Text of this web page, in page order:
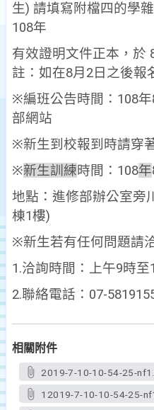
生) 請填寫附檔四的學
108年
有效證明文件正本，於
註：如在8月 2日之後報
※編班公告時間： 108年
部網站
※新生到校報到時請穿
※新生訓練時間： 108年
地點：進修部辦公室旁
棟1樓)
※新生若有任何問題請
1.洽詢時間：上午9時至
2.聯絡電話： 07-
相關附件
2019-7-10-10-54-25-
12019-7-10-10-54-25-